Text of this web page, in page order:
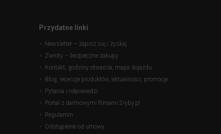
Przydatne linki
Newsletter – zapisz się i zyskaj
Zwroty – bezpieczne zakupy
Kontakt, godziny otwarcia, mapa dojazdu
Blog, recenzje produktów, aktualności, promocje
Pytania i odpowiedzi
Portal z darmowymi filmami 2ryby.pl
Regulamin
Odstąpienie od umowy